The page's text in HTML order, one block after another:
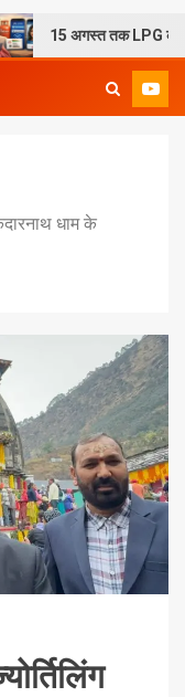
अगस्त तक LPG कनेक्शन की e-
धाम के